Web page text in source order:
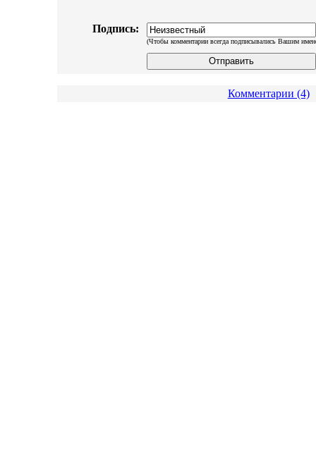
Подпись:
(Чтобы комментарии всегда подписывались Вашим
Комментарии (4)